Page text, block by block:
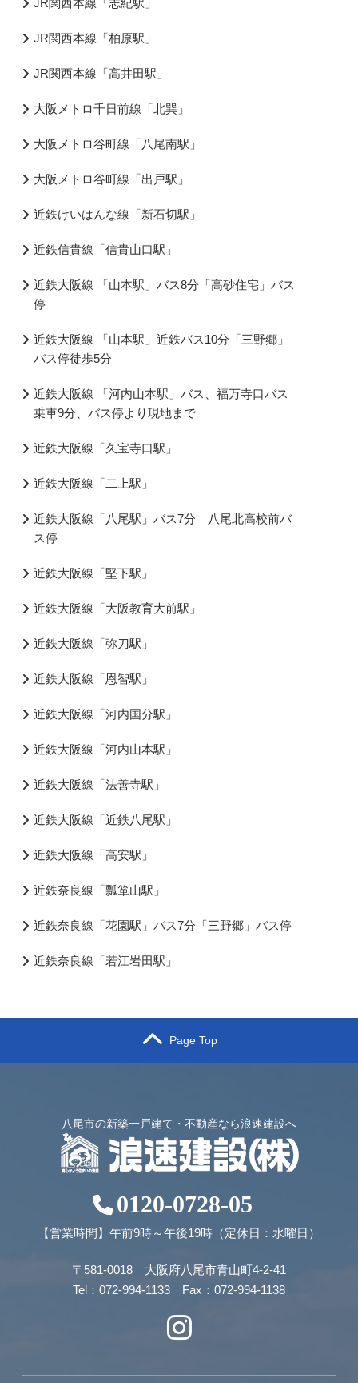
JR関西本線「志紀駅」
JR関西本線「柏原駅」
JR関西本線「高井田駅」
大阪メトロ千日前線「北巽」
大阪メトロ谷町線「八尾南駅」
大阪メトロ谷町線「出戸駅」
近鉄けいはんな線「新石切駅」
近鉄信貴線「信貴山口駅」
近鉄大阪線 「山本駅」バス8分「高砂住宅」バス
停
近鉄大阪線 「山本駅」近鉄バス10分「三野郷」
バス停徒歩5分
近鉄大阪線 「河内山本駅」バス、福万寺口バス
乗車9分、バス停より現地まで
近鉄大阪線「久宝寺口駅」
近鉄大阪線「二上駅」
近鉄大阪線「八尾駅」バス7分 八尾北高校前バ
ス停
近鉄大阪線「堅下駅」
近鉄大阪線「大阪教育大前駅」
近鉄大阪線「弥刀駅」
近鉄大阪線「恩智駅」
近鉄大阪線「河内国分駅」
近鉄大阪線「河内山本駅」
近鉄大阪線「法善寺駅」
近鉄大阪線「近鉄八尾駅」
近鉄大阪線「高安駅」
近鉄奈良線「瓢箪山駅」
近鉄奈良線「花園駅」バス7分「三野郷」バス停
近鉄奈良線「若江岩田駅」
Page Top
八尾市の新築一戸建て・不動産なら浪速建設へ
0120-0728-05
【営業時間】午前9時～午後19時（定休日：水曜日）
〒581-0018 大阪府八尾市青山町4-2-41
Tel：072-994-1133 Fax：072-994-1138